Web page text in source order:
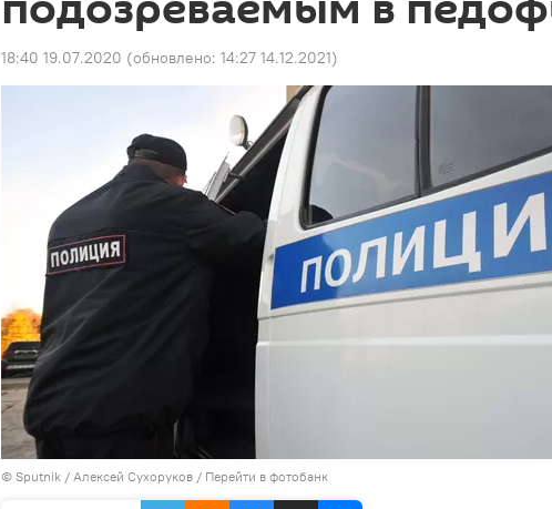
18:40 19.07.2020 (обновлено: 14:27 14.12.2021)
© Sputnik / Алексей Сухоруков / Перейти в фотобанк